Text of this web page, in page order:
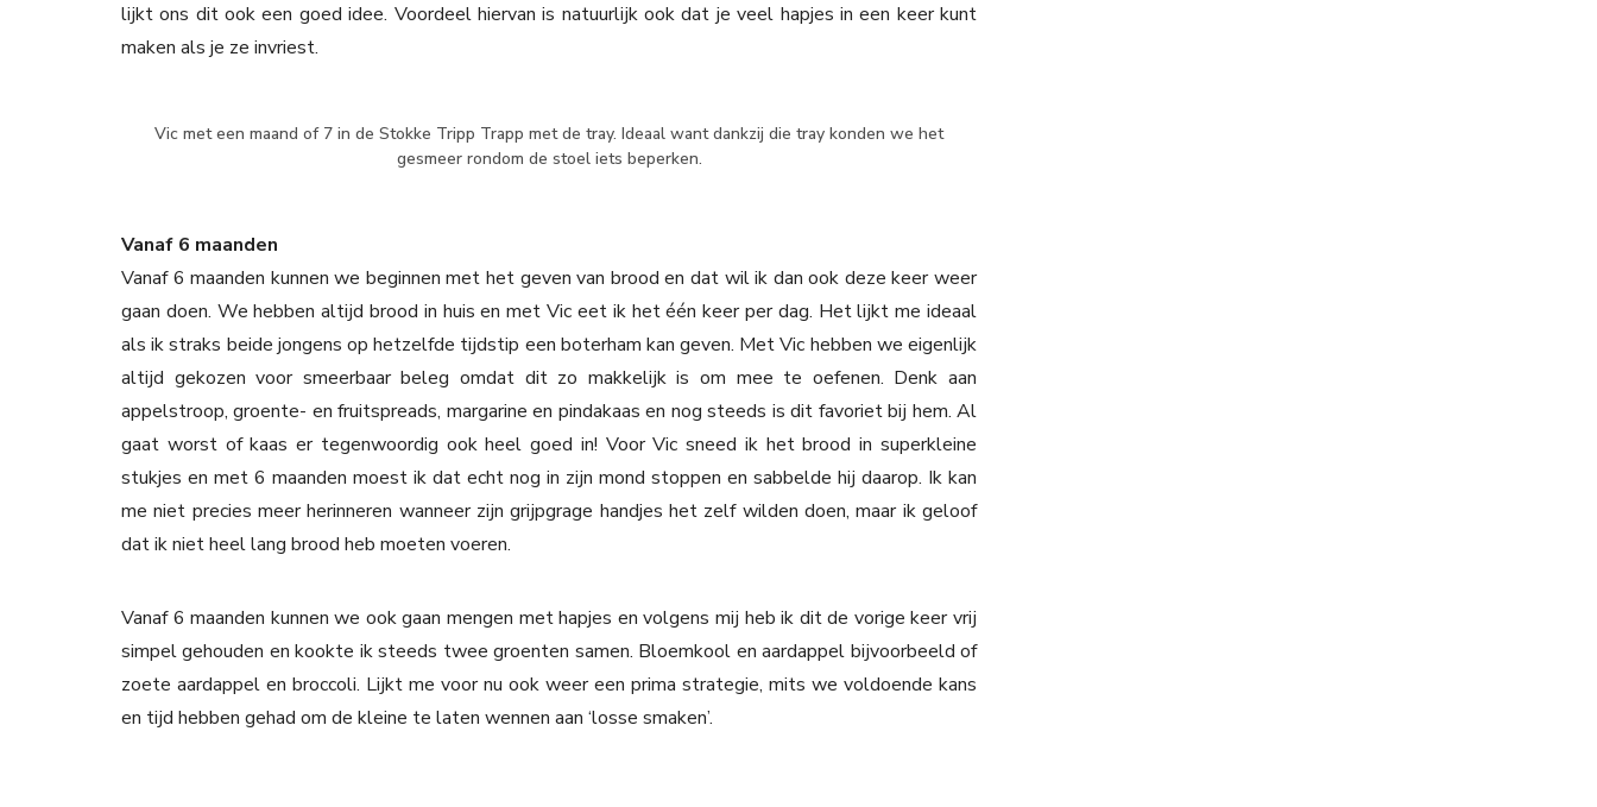
lijkt ons dit ook een goed idee. Voordeel hiervan is natuurlijk ook dat je veel hapjes in een keer kunt
maken als je ze invriest.
Vic met een maand of 7 in de Stokke Tripp Trapp met de tray. Ideaal want dankzij die tray konden we het
gesmeer rondom de stoel iets beperken.
Vanaf 6 maanden
Vanaf 6 maanden kunnen we beginnen met het geven van brood en dat wil ik dan ook deze keer weer
gaan doen. We hebben altijd brood in huis en met Vic eet ik het één keer per dag. Het lijkt me ideaal
als ik straks beide jongens op hetzelfde tijdstip een boterham kan geven. Met Vic hebben we eigenlijk
altijd gekozen voor smeerbaar beleg omdat dit zo makkelijk is om mee te oefenen. Denk aan
appelstroop, groente- en fruitspreads, margarine en pindakaas en nog steeds is dit favoriet bij hem. Al
gaat worst of kaas er tegenwoordig ook heel goed in! Voor Vic sneed ik het brood in superkleine
stukjes en met 6 maanden moest ik dat echt nog in zijn mond stoppen en sabbelde hij daarop. Ik kan
me niet precies meer herinneren wanneer zijn grijpgrage handjes het zelf wilden doen, maar ik geloof
dat ik niet heel lang brood heb moeten voeren.
Vanaf 6 maanden kunnen we ook gaan mengen met hapjes en volgens mij heb ik dit de vorige keer vrij
simpel gehouden en kookte ik steeds twee groenten samen. Bloemkool en aardappel bijvoorbeeld of
zoete aardappel en broccoli. Lijkt me voor nu ook weer een prima strategie, mits we voldoende kans
en tijd hebben gehad om de kleine te laten wennen aan ‘losse smaken’.